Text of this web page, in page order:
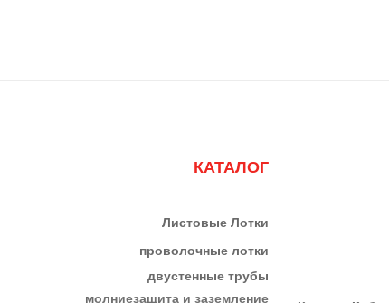
КАТАЛОГ
Листовые Лотки
проволочные лотки
двустенные трубы
молниезащита и заземление